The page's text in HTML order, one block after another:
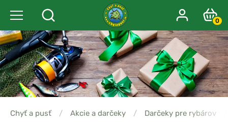
0
Chyť a pusť / Akcie a darčeky / Darčeky pre rybárov